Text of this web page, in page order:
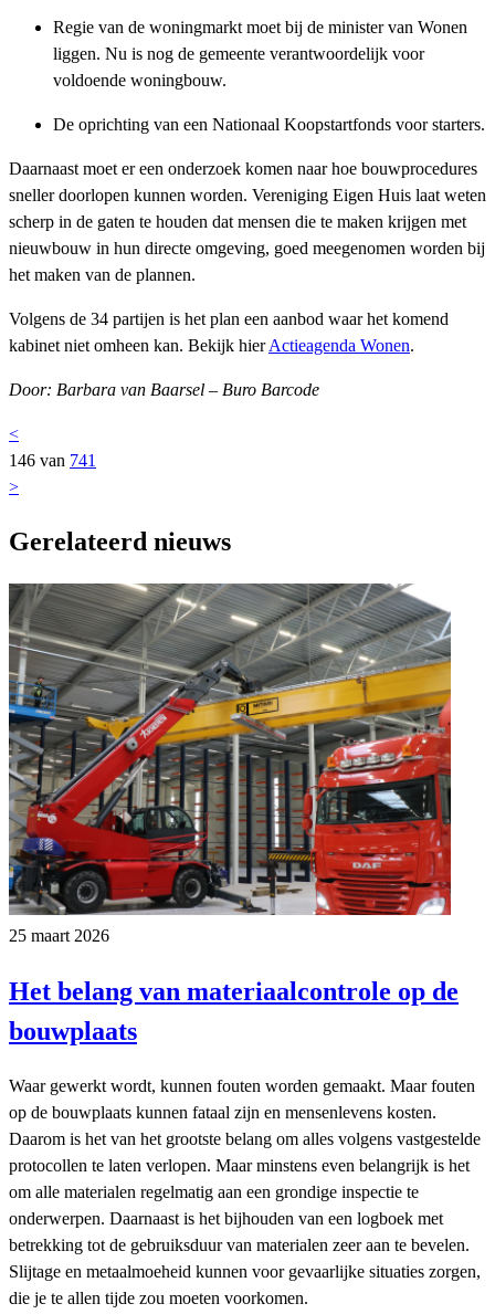
Regie van de woningmarkt moet bij de minister van Wonen
liggen. Nu is nog de gemeente verantwoordelijk voor
voldoende woningbouw.
De oprichting van een Nationaal Koopstartfonds voor starters.
Daarnaast moet er een onderzoek komen naar hoe bouwprocedures
sneller doorlopen kunnen worden. Vereniging Eigen Huis laat weten
scherp in de gaten te houden dat mensen die te maken krijgen met
nieuwbouw in hun directe omgeving, goed meegenomen worden bij
het maken van de plannen.
Volgens de 34 partijen is het plan een aanbod waar het komend
kabinet niet omheen kan. Bekijk hierActieagenda Wonen.
Door: Barbara van Baarsel – Buro Barcode
<
146 van 741
>
Gerelateerd nieuws
25 maart 2026
Het belang van materiaalcontrole op de
bouwplaats
Waar gewerkt wordt, kunnen fouten worden gemaakt. Maar fouten
op de bouwplaats kunnen fataal zijn en mensenlevens kosten.
Daarom is het van het grootste belang om alles volgens vastgestelde
protocollen te laten verlopen. Maar minstens even belangrijk is het
om alle materialen regelmatig aan een grondige inspectie te
onderwerpen. Daarnaast is het bijhouden van een logboek met
betrekking tot de gebruiksduur van materialen zeer aan te bevelen.
Slijtage en metaalmoeheid kunnen voor gevaarlijke situaties zorgen,
die je te allen tijde zou moeten voorkomen.